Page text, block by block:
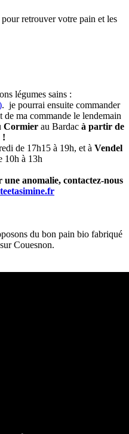
retrouver votre pain et les
légumes sains :
. je pourrai ensuite commander
ma commande le lendemain
Cormier au Bardac à partir de
!
de 17h15 à 19h, et à Vendel
10h à 13h
anomalie, contactez-nous
du bon pain bio fabriqué
Couesnon.